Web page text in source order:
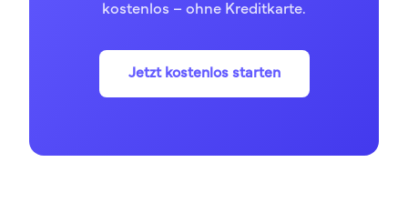
kostenlos – ohne Kreditkarte.
Jetzt kostenlos starten